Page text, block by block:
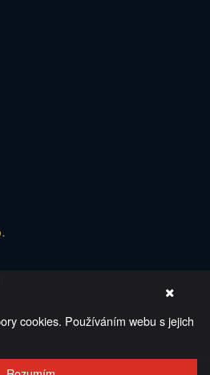
cookies. Používáním webu s jejich